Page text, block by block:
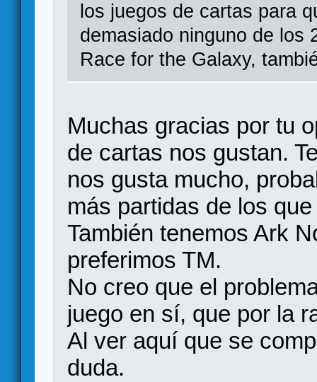
los juegos de cartas para
demasiado ninguno de los
Race for the Galaxy,
Muchas gracias por tu
de cartas nos gustan.
nos gusta mucho,
más partidas de los
También tenemos Ark
preferimos TM.
No creo que el
juego en sí, que por la
Al ver aquí que se
duda.